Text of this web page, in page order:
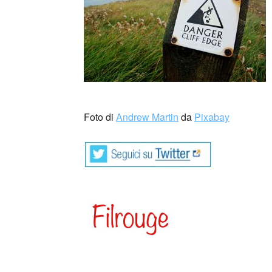
Foto di Andrew Martin da Pixabay